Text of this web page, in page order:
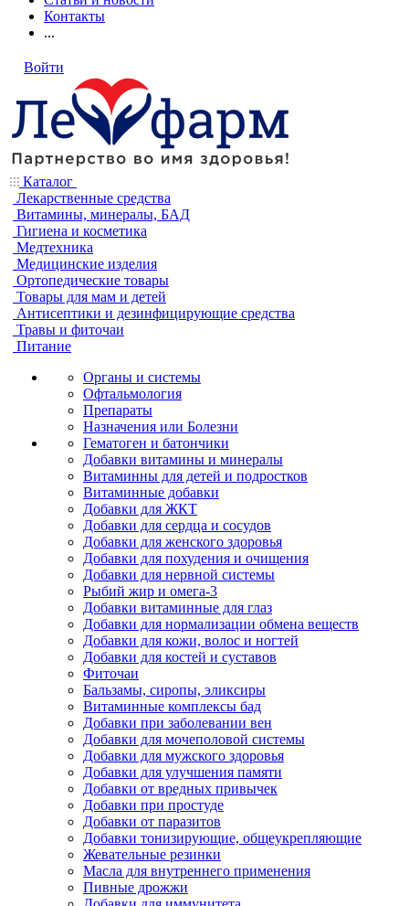
Контакты
...
Войти
Каталог
Лекарственные средства
Витамины, минералы, БАД
Гигиена и косметика
Медтехника
Медицинские изделия
Ортопедические товары
Товары для мам и детей
Антисептики и дезинфицирующие средства
Травы и фиточаи
Питание
Органы и системы
Офтальмология
Препараты
Назначения или Болезни
Гематоген и батончики
Добавки витамины и минералы
Витаминны для детей и подростков
Витаминные добавки
Добавки для ЖКТ
Добавки для сердца и сосудов
Добавки для женского здоровья
Добавки для похудения и очищения
Добавки для нервной системы
Рыбий жир и омега-3
Добавки витаминные для глаз
Добавки для нормализации обмена веществ
Добавки для кожи, волос и ногтей
Добавки для костей и суставов
Фиточаи
Бальзамы, сиропы, эликсиры
Витаминные комплексы бад
Добавки при заболевании вен
Добавки для мочеполовой системы
Добавки для мужского здоровья
Добавки для улучшения памяти
Добавки от вредных привычек
Добавки при простуде
Добавки от паразитов
Добавки тонизирующие, общеукрепляющие
Жевательные резинки
Масла для внутреннего применения
Пивные дрожжи